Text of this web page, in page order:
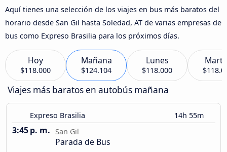
Aquí tienes una selección de los viajes en bus más baratos del
horario desde San Gil hasta Soledad, AT de varias empresas de
bus como Expreso Brasilia para los próximos días.
Hoy
$118.000
Mañana
$124.104
Lunes
$118.000
Viajes más baratos en autobús mañana
Expreso Brasilia 14h 55m
3:45 p. m. San Gil
Parada de Bus